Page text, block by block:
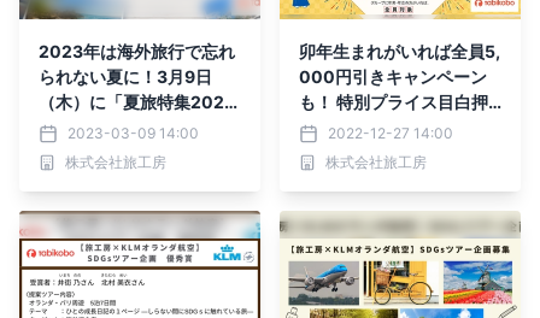
2023年は海外旅行で忘れ
られない夏に！3月9日
（木）に「夏旅特集202
3」ページをリリース！
2023-03-09 14:00
株式会社旅工房
卯年生まれがいれば全員5,
000円引きキャンペーン
も！ 特別プライス目白押
し！ 「2023初売りセー
ル」を開始！
2022-12-27 14:00
株式会社旅工房